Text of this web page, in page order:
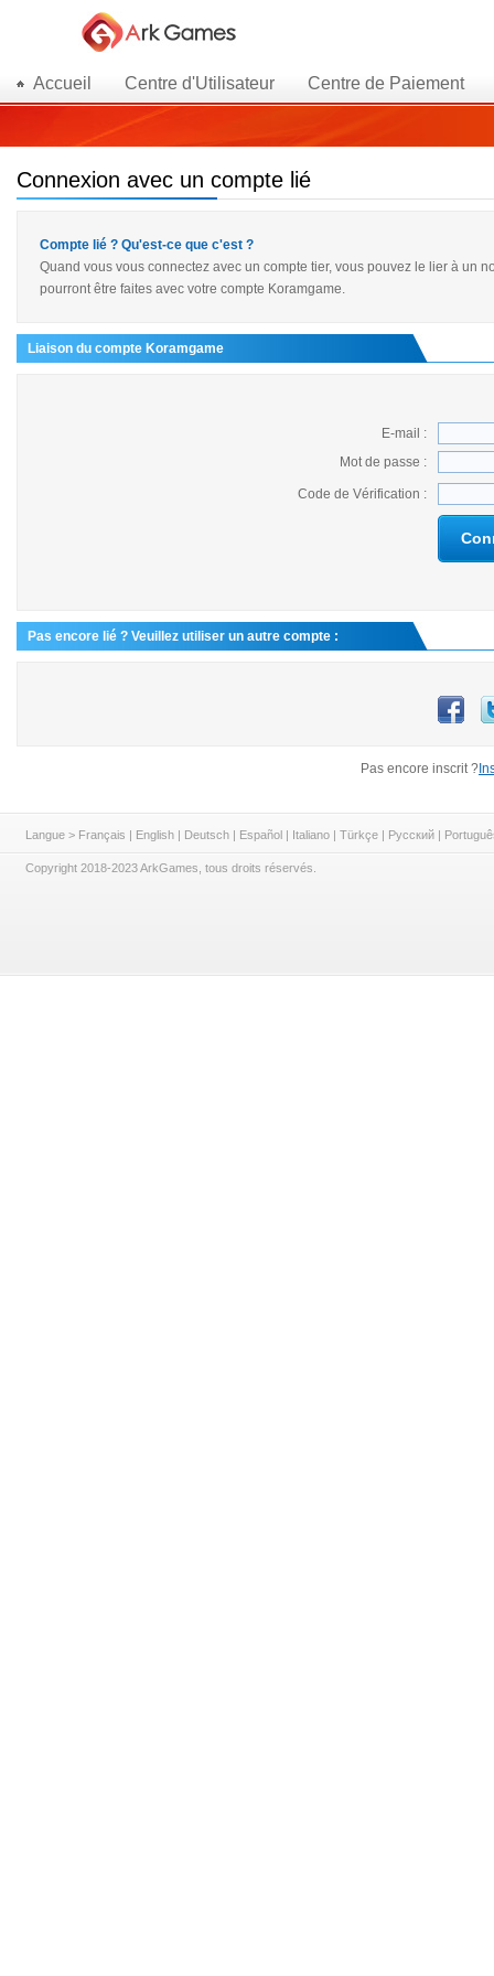
Accueil Centre d'Utilisateur Centre de Paiement
Connexion avec un compte lié
Compte lié ? Qu'est-ce que c'est ?
Quand vous vous connectez avec un compte tier, vous pouvez le lier à un
pourront être faites avec votre compte Koramgame.
Liaison du compte Koramgame
E-mail :
Mot de passe :
Code de Vérification :
Pas encore lié ? Veuillez utiliser un autre compte :
Pas encore inscrit ?
Langue > Français | English | Deutsch | Español | Italiano | Türkçe | Русский |
Copyright 2018-2023 ArkGames, tous droits réservés.